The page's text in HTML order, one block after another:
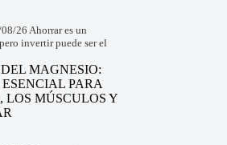
26 Ahorrar es un
invertir puede ser el
MAGNESIO:
PARA
LOS MÚSCULOS Y